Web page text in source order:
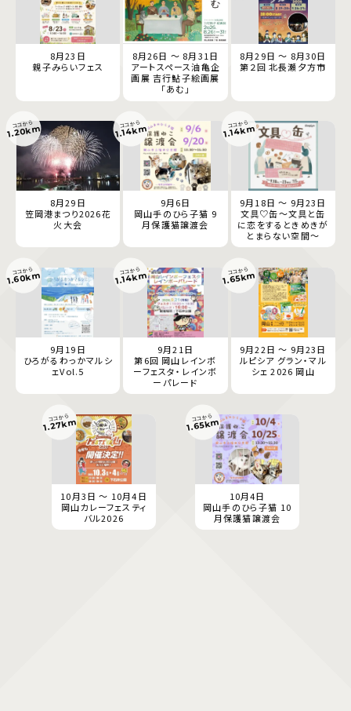
8月23日
親子みらいフェス
8月26日 ～ 8月31日
アートスペース油亀企
画展 吉行鮎子絵画展
「あむ」
8月29日 ～ 8月30日
第２回 北長瀬夕方市
8月29日
笠岡港まつり2026花
火大会
ココから
1.20km
9月6日
岡山手のひら子猫 9
月保護猫譲渡会
ココから
1.14km
9月18日 ～ 9月23日
文具♡缶～文具と缶
に恋をするときめきが
とまらない空間～
ココから
1.14km
9月19日
ひろがるわっかマルシ
ェVol.5
ココから
1.60km
9月21日
第6回 岡山レインボ
ーフェスタ・レインボ
ーパレード
ココから
1.14km
9月22日 ～ 9月23日
ルピシア グラン・マル
シェ 2026 岡山
ココから
1.65km
10月3日 ～ 10月4日
岡山カレーフェスティ
バル2026
ココから
1.27km
10月4日
岡山手のひら子猫 10
月保護猫譲渡会
ココから
1.65km